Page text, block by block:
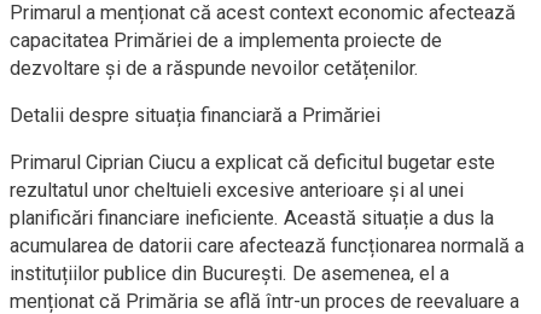
Primarul a menționat că acest context economic afectează
capacitatea Primăriei de a implementa proiecte de
dezvoltare și de a răspunde nevoilor cetățenilor.
Detalii despre situația financiară a Primăriei
Primarul Ciprian Ciucu a explicat că deficitul bugetar este
rezultatul unor cheltuieli excesive anterioare și al unei
planificări financiare ineficiente. Această situație a dus la
acumularea de datorii care afectează funcționarea normală a
instituțiilor publice din București. De asemenea, el a
menționat că Primăria se află într-un proces de reevaluare a